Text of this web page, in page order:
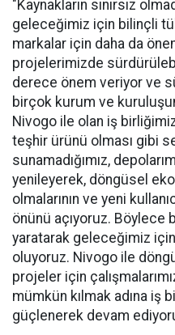
"Kaynakların sınırsız
geleceğimiz için bilinçli
markalar için daha da
projelerimizde
derece önem veriyor ve
birçok kurum ve
Nivogo ile olan iş
teşhir ürünü olması gibi
sunamadığımız,
yenileyerek, döngüsel
olmalarının ve yeni
önünü açıyoruz. Böylece
yaratarak geleceğimiz için
oluyoruz. Nivogo ile
projeler için
mümkün kılmak adına iş
güçlenerek devam